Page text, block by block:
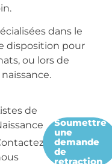
dans le
disposition pour
ou lors de
de
Soumettre
une
demande
de
retraction